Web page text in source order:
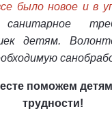
было новое и в
санитарное
детям.
поможем
трудности!